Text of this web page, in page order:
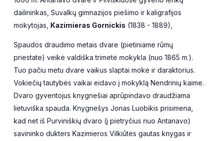
dailininkas, Suvalkų gimnazijos piešimo ir kaligrafijos
mokytojas, Kazimieras Gornickis (1838 - 1889),
Spaudos draudimo metais dvare (pietiniame rūmų
priestate) veikė valdiška trimetė mokykla (nuo 1865 m.).
Tuo pačiu metu dvare vaikus slaptai mokė ir daraktorius.
Vokiečių tautybės vaikai eidavo į mokyklą Nendrinių kaime.
Dvaro gyventojus knygnešiai aprūpindavo draudžiama
lietuviška spauda. Knygnešys Jonas Luobikis prisimena,
kad net iš Purviniškių dvaro (į pietryčius nuo Antanavo)
savininko dukters Kazimieros Vilkiūtės gautas knygas ir